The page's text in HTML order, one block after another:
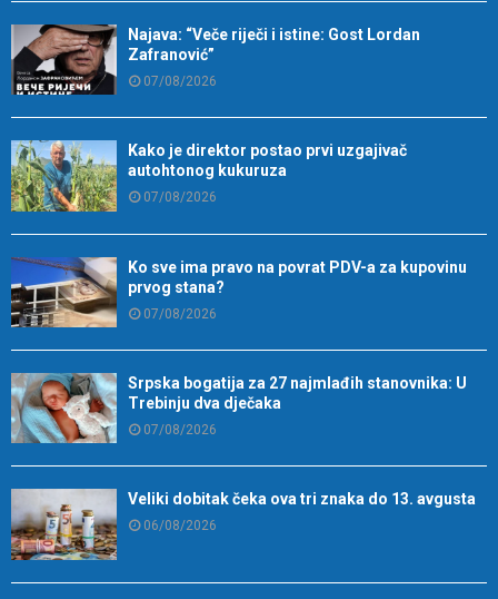
Najava: “Veče riječi i istine: Gost Lordan
Zafranović”
07/08/2026
Kako je direktor postao prvi uzgajivač
autohtonog kukuruza
07/08/2026
Ko sve ima pravo na povrat PDV-a za kupovinu
prvog stana?
07/08/2026
Srpska bogatija za 27 najmlađih stanovnika: U
Trebinju dva dječaka
07/08/2026
Veliki dobitak čeka ova tri znaka do 13. avgusta
06/08/2026